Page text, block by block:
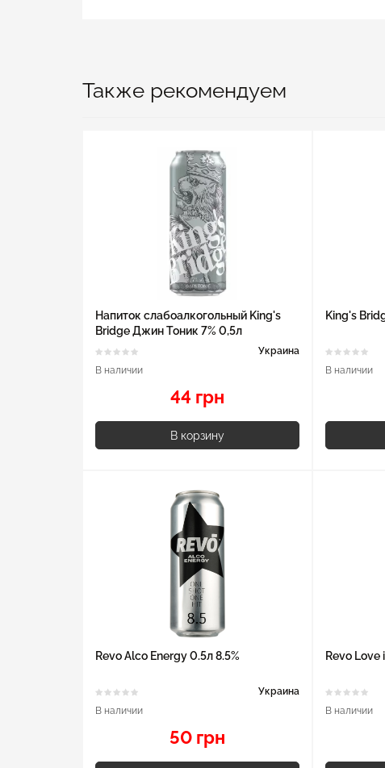
Также рекомендуем
Напиток слабоалкогольный King's
Bridge Джин Тоник 7% 0,5л
Украина
В наличии
44 грн
В корзину
King's
В наличии
Revo Alco Energy 0.5л 8.5%
Украина
В наличии
50 грн
Revo Love
В наличии